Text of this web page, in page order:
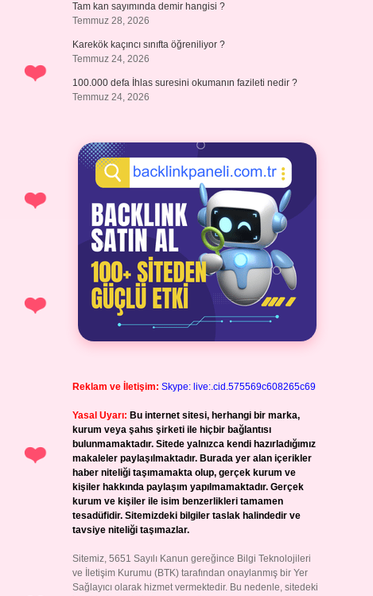
Tam kan sayımında demir hangisi ?
Temmuz 28, 2026
Karekök kaçıncı sınıfta öğreniliyor ?
Temmuz 24, 2026
100.000 defa İhlas suresini okumanın fazileti nedir ?
Temmuz 24, 2026
Reklam ve İletişim: Skype: live:.cid.575569c608265c69
Yasal Uyarı: Bu internet sitesi, herhangi bir marka,
kurum veya şahıs şirketi ile hiçbir bağlantısı
bulunmamaktadır. Sitede yalnızca kendi hazırladığımız
makaleler paylaşılmaktadır. Burada yer alan içerikler
haber niteliği taşımamakta olup, gerçek kurum ve
kişiler hakkında paylaşım yapılmamaktadır. Gerçek
kurum ve kişiler ile isim benzerlikleri tamamen
tesadüfidir. Sitemizdeki bilgiler taslak halindedir ve
tavsiye niteliği taşımazlar.
Sitemiz, 5651 Sayılı Kanun gereğince Bilgi Teknolojileri
ve İletişim Kurumu (BTK) tarafından onaylanmış bir Yer
Sağlayıcı olarak hizmet vermektedir. Bu nedenle, sitedeki